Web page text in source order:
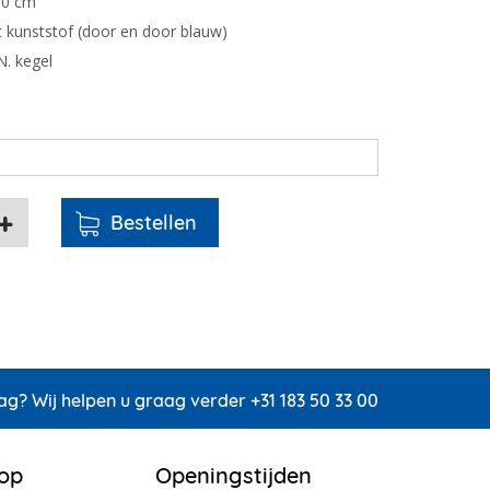
kunststof (door en door blauw)
kegel
Wij helpen u graag verder +31 183 50 33 00
Openingstijden